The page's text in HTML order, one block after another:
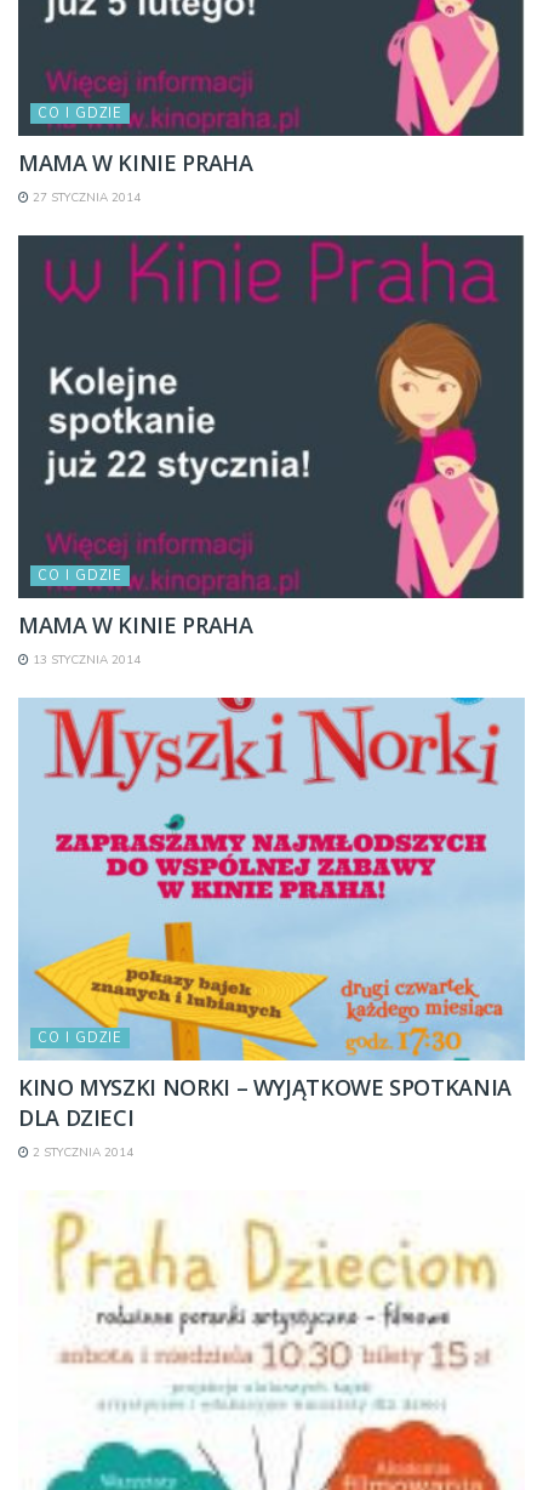
CO I GDZIE
MAMA W KINIE PRAHA
27 STYCZNIA 2014
CO I GDZIE
MAMA W KINIE PRAHA
13 STYCZNIA 2014
CO I GDZIE
KINO MYSZKI NORKI – WYJĄTKOWE SPOTKANIA
DLA DZIECI
2 STYCZNIA 2014